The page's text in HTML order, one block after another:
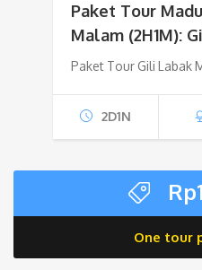
Paket Tour
Malam (2H1M):
Paket Tour Gili Labak
2D1N
Rp
One tour